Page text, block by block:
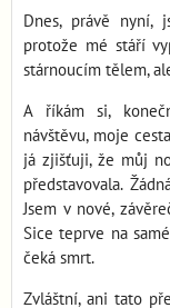
Dnes, právě nyní,
protože mé stáří
stárnoucím tělem,
A říkám si,
návštěvu, moje
já zjišťuji, že můj
představovala.
Jsem v nové,
Sice teprve na
čeká smrt.
Zvláštní, ani tato